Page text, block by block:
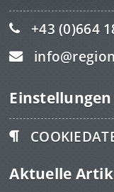
+43 (0)664
Einstellungen
Aktuelle